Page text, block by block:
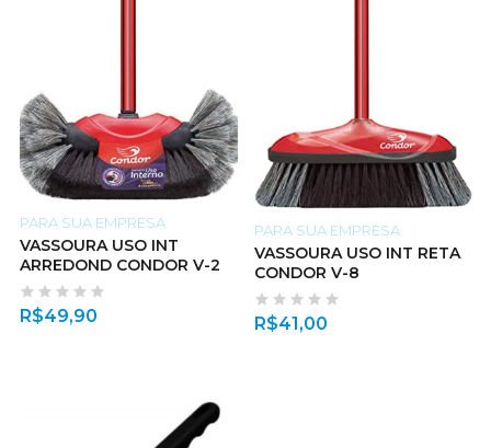
PARA SUA EMPRESA
VASSOURA USO INT
ARREDOND CONDOR V-2
R$49,90
PARA SUA EMPRESA
VASSOURA USO INT RETA
CONDOR V-8
R$41,00